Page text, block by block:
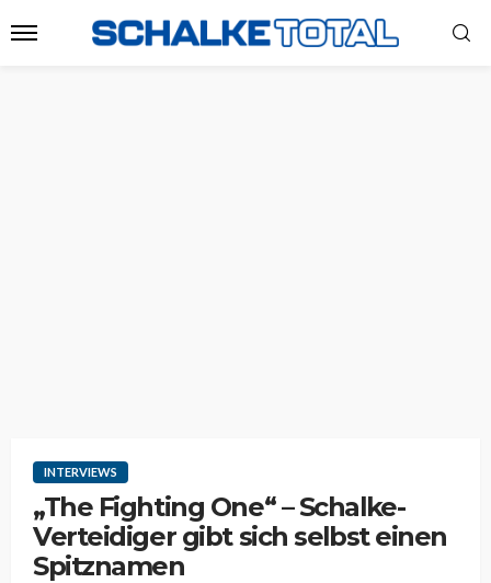
INTERVIEWS
„The Fighting One“ – Schalke-
Verteidiger gibt sich selbst einen
Spitznamen